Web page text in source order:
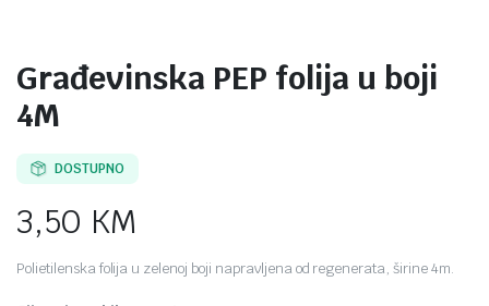
Građevinska PEP folija u boji
4M
DOSTUPNO
3,50 KM
Polietilenska folija u zelenoj boji napravljena od regenerata, širine 4m.